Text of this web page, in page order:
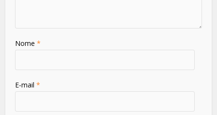
Nome*
E-mail*